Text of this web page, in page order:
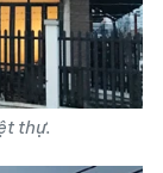
thự.